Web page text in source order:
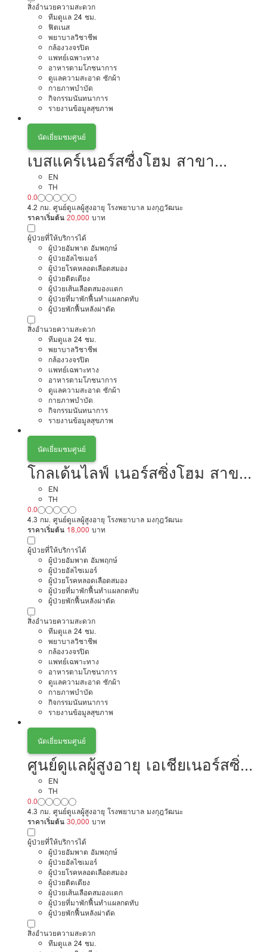
สิ่งอำนวยความสะดวก
ทีมดูแล 24 ชม.
ฟิตเนส
พยาบาลวิชาชีพ
กล้องวงจรปิด
แพทย์เฉพาะทาง
อาหารตามโภชนาการ
ดูแลความสะอาด ซักผ้า
กายภาพบำบัด
กิจกรรมนันทนาการ
รายงานข้อมูลสุขภาพ
นัดเยี่ยมชมศูนย์
เบสแคร์เนอร์สซื่งโฮม สาขา
ดอนเมือง
EN
TH
0.0
4.2 กม. ศูนย์ดูแลผู้สูงอายุ โรงพยาบาล มงกุฎวัฒนะ
ราคาเริ่มต้น 20,000 บาท
ผู้ป่วยที่ให้บริการได้
ผู้ป่วยอัมพาต อัมพฤกษ์
ผู้ป่วยอัลไซเมอร์
ผู้ป่วยโรคหลอดเลือดสมอง
ผู้ป่วยติดเตียง
ผู้ป่วยเส้นเลือดสมองแตก
ผู้ป่วยที่มาพักฟื้นทำแผลกดทับ
ผู้ป่วยพักฟื้นหลังผ่าตัด
สิ่งอำนวยความสะดวก
ทีมดูแล 24 ชม.
พยาบาลวิชาชีพ
กล้องวงจรปิด
แพทย์เฉพาะทาง
อาหารตามโภชนาการ
ดูแลความสะอาด ซักผ้า
กายภาพบำบัด
กิจกรรมนันทนาการ
รายงานข้อมูลสุขภาพ
นัดเยี่ยมชมศูนย์
โกลเด้นไลฟ์ เนอร์สซิ่งโฮม สาขา
แจ้งวัฒนะ
EN
TH
0.0
4.3 กม. ศูนย์ดูแลผู้สูงอายุ โรงพยาบาล มงกุฎวัฒนะ
ราคาเริ่มต้น 18,000 บาท
ผู้ป่วยที่ให้บริการได้
ผู้ป่วยอัมพาต อัมพฤกษ์
ผู้ป่วยอัลไซเมอร์
ผู้ป่วยโรคหลอดเลือดสมอง
ผู้ป่วยที่มาพักฟื้นทำแผลกดทับ
ผู้ป่วยพักฟื้นหลังผ่าตัด
สิ่งอำนวยความสะดวก
ทีมดูแล 24 ชม.
พยาบาลวิชาชีพ
กล้องวงจรปิด
แพทย์เฉพาะทาง
อาหารตามโภชนาการ
ดูแลความสะอาด ซักผ้า
กายภาพบำบัด
กิจกรรมนันทนาการ
รายงานข้อมูลสุขภาพ
นัดเยี่ยมชมศูนย์
ศูนย์ดูแลผู้สูงอายุ เอเชียเนอร์สซิ่ง
โฮม สาขาแจ้งวัฒนะ
EN
TH
0.0
4.3 กม. ศูนย์ดูแลผู้สูงอายุ โรงพยาบาล มงกุฎวัฒนะ
ราคาเริ่มต้น 30,000 บาท
ผู้ป่วยที่ให้บริการได้
ผู้ป่วยอัมพาต อัมพฤกษ์
ผู้ป่วยอัลไซเมอร์
ผู้ป่วยโรคหลอดเลือดสมอง
ผู้ป่วยติดเตียง
ผู้ป่วยเส้นเลือดสมองแตก
ผู้ป่วยที่มาพักฟื้นทำแผลกดทับ
ผู้ป่วยพักฟื้นหลังผ่าตัด
สิ่งอำนวยความสะดวก
ทีมดูแล 24 ชม.